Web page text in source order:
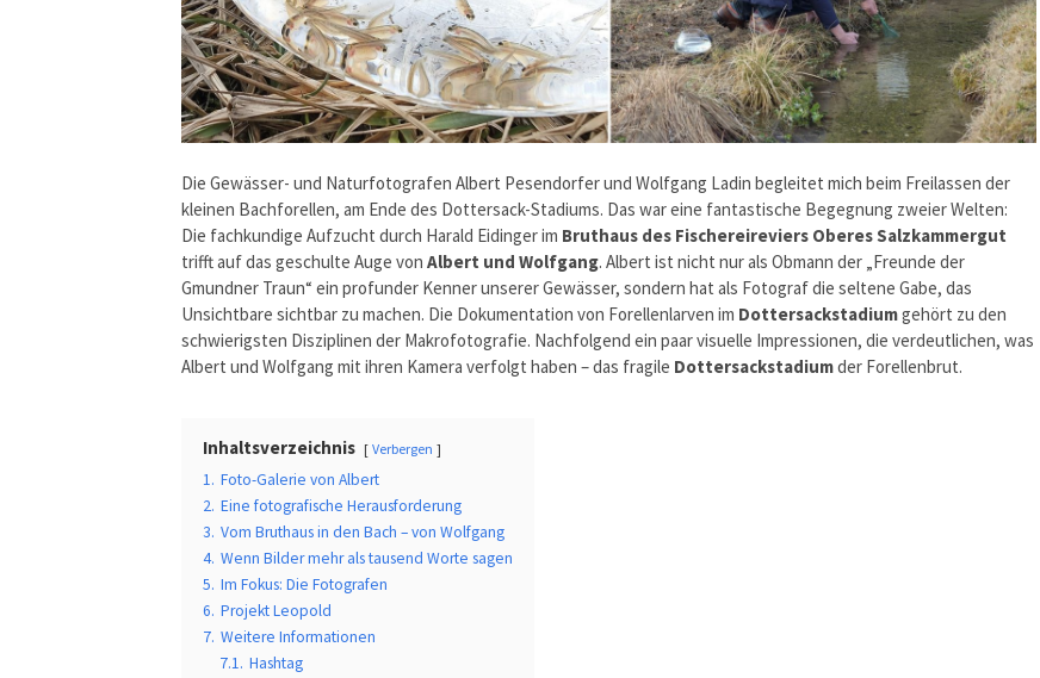
Die Gewässer- und Naturfotografen Albert Pesendorfer und Wolfgang Ladin begleitet mich beim Freilassen der
kleinen Bachforellen, am Ende des Dottersack-Stadiums. Das war eine fantastische Begegnung zweier Welten:
Die fachkundige Aufzucht durch Harald Eidinger im Bruthaus des Fischereireviers Oberes Salzkammergut
trifft auf das geschulte Auge von Albert und Wolfgang. Albert ist nicht nur als Obmann der „Freunde der
Gmundner Traun“ ein profunder Kenner unserer Gewässer, sondern hat als Fotograf die seltene Gabe, das
Unsichtbare sichtbar zu machen. Die Dokumentation von Forellenlarven im Dottersackstadiumgehört zu den
schwierigsten Disziplinen der Makrofotografie. Nachfolgend ein paar visuelle Impressionen, die verdeutlichen, was
Albert und Wolfgang mit ihren Kamera verfolgt haben – das fragile Dottersackstadiumder Forellenbrut.
Inhaltsverzeichnis Verbergen
1. Foto-Galerie von Albert
2. Eine fotografische Herausforderung
3. Vom Bruthaus in den Bach – von Wolfgang
4. Wenn Bilder mehr als tausend Worte sagen
5. Im Fokus: Die Fotografen
6. Projekt Leopold
7. Weitere Informationen
7.1. Hashtag